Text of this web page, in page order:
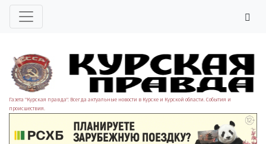
Газета "Курская правда". Всегда актуальные новости в Курске и Курской области. События и
происшествия.